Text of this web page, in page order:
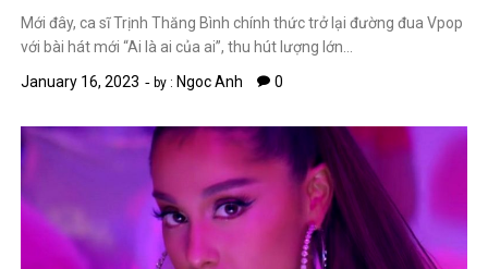
Mới đây, ca sĩ Trịnh Thăng Bình chính thức trở lại đường đua Vpop
với bài hát mới “Ai là ai của ai”, thu hút lượng lớn…
January 16, 2023
by : Ngoc Anh 0